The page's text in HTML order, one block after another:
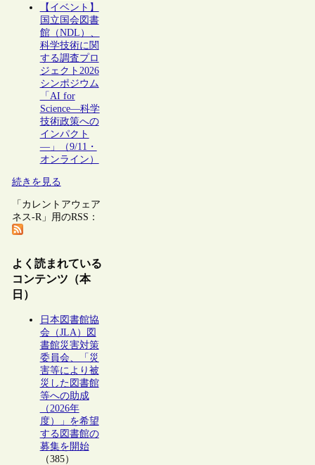
【イベント】
国立国会図書
館（NDL）、
科学技術に関
する調査プロ
ジェクト2026
シンポジウム
「AI for
Science―科学
技術政策への
インパクト
―」（9/11・
オンライン）
続きを見る
「カレントアウェア
ネス-R」用のRSS：
よく読まれている
コンテンツ（本
日）
日本図書館協
会（JLA）図
書館災害対策
委員会、「災
害等により被
災した図書館
等への助成
（2026年
度）」を希望
する図書館の
募集を開始
（385）